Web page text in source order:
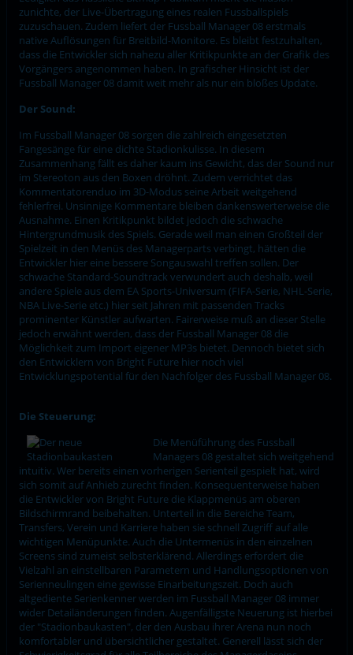
zunichte, der Live-Übertragung eines realen Fussballspiels
zuzuschauen. Zudem liefert der Fussball Manager 08 erstmals
native Auflösungen für Breitbild-Monitore. Es bleibt festzuhalten,
dass die Entwickler sich nahezu aller Kritikpunkte an der Grafik des
Vorgängers angenommen haben. In grafischer Hinsicht ist der
Fussball Manager 08 damit weit mehr als nur ein bloßes Update.
Der Sound:
Im Fussball Manager 08 sorgen die zahlreich eingesetzten
Fangesänge für eine dichte Stadionkulisse. In diesem
Zusammenhang fällt es daher kaum ins Gewicht, das der Sound nur
im Stereoton aus den Boxen dröhnt. Zudem verrichtet das
Kommentatorenduo im 3D-Modus seine Arbeit weitgehend
fehlerfrei. Unsinnige Kommentare bleiben dankenswerterweise die
Ausnahme. Einen Kritikpunkt bildet jedoch die schwache
Hintergrundmusik des Spiels. Gerade weil man einen Großteil der
Spielzeit in den Menüs des Managerparts verbingt, hätten die
Entwickler hier eine bessere Songauswahl treffen sollen. Der
schwache Standard-Soundtrack verwundert auch deshalb, weil
andere Spiele aus dem EA Sports-Universum (FIFA-Serie, NHL-Serie,
NBA Live-Serie etc.) hier seit Jahren mit passenden Tracks
prominenter Künstler aufwarten. Fairerweise muß an dieser Stelle
jedoch erwähnt werden, dass der Fussball Manager 08 die
Möglichkeit zum Import eigener MP3s bietet. Dennoch bietet sich
den Entwicklern von Bright Future hier noch viel
Entwicklungspotential für den Nachfolger des Fussball Manager 08.
Die Steuerung:
Die Menüführung des Fussball
Managers 08 gestaltet sich weitgehend
intuitiv. Wer bereits einen vorherigen Serienteil gespielt hat, wird
sich somit auf Anhieb zurecht finden. Konsequenterweise haben
die Entwickler von Bright Future die Klappmenüs am oberen
Bildschirmrand beibehalten. Unterteil in die Bereiche Team,
Transfers, Verein und Karriere haben sie schnell Zugriff auf alle
wichtigen Menüpunkte. Auch die Untermenüs in den einzelnen
Screens sind zumeist selbsterklärend. Allerdings erfordert die
Vielzahl an einstellbaren Parametern und Handlungsoptionen von
Serienneulingen eine gewisse Einarbeitungszeit. Doch auch
altgediente Serienkenner werden im Fussball Manager 08 immer
wider Detailänderungen finden. Augenfälligste Neuerung ist hierbei
der "Stadionbaukasten", der den Ausbau ihrer Arena nun noch
komfortabler und übersichtlicher gestaltet. Generell lässt sich der